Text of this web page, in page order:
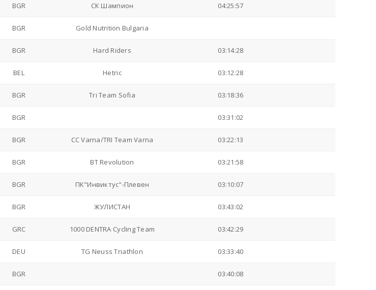
BGR СК Шампион 04:25:57
BGR Gold Nutrition Bulgaria
BGR Hard Riders 03:14:28
BEL Hetric 03:12:28
BGR Tri Team Sofia 03:18:36
BGR 03:31:02
BGR CC Varna/TRI Team Varna 03:22:13
BGR BT Revolution 03:21:58
BGR ПК"Инвиктус"-Плевен 03:10:07
BGR ЖУЛИСТАН 03:43:02
GRC 1000 DENTRA Cycling Team 03:42:29
DEU TG Neuss Triathlon 03:33:40
BGR 03:40:08